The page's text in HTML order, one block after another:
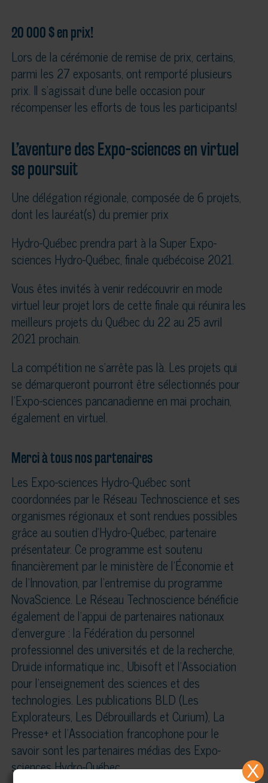
20 000 $ en prix!
Lors de la cérémonie de remise de prix, certains,
parmi les 27 exposants, ont remporté plusieurs
prix. Il s’agissait d’une belle occasion pour
récompenser les efforts de tous les participants!
L’aventure des Expo-sciences en virtuel
se poursuit
Une délégation régionale, composée de 6 projets,
dont les lauréat(s) du premier prix
Hydro-Québec prendra part à la Super Expo-
sciences Hydro-Québec, finale québécoise 2021.
Vous êtes invités à venir redécouvrir en mode
virtuel leur projet lors de cette finale qui réunira les
meilleurs projets du Québec du 22 au 25 avril
2021 prochain.
La compétition ne s’arrête pas là. Les projets qui
se démarqueront pourront être sélectionnés pour
l’Expo-sciences pancanadienne en mai prochain,
également en virtuel.
Merci à tous nos partenaires
Les Expo-sciences Hydro-Québec sont
coordonnées par le Réseau Technoscience et ses
organismes régionaux et sont rendues possibles
grâce au soutien d’Hydro-Québec, partenaire
présentateur. Ce programme est soutenu
financièrement par le ministère de l’Économie et
de l’Innovation, par l’entremise du programme
NovaScience. Le Réseau Technoscience bénéficie
également de l’appui de partenaires nationaux
d’envergure : la Fédération du personnel
professionnel des universités et de la recherche,
Druide informatique inc., Ubisoft et l’Association
pour l’enseignement des sciences et des
technologies. Les publications BLD (Les
Explorateurs, Les Débrouillards et Curium), La
Presse+ et l’Association francophone pour le
savoir sont les partenaires médias des Expo-
sciences Hydro-Québec.
X